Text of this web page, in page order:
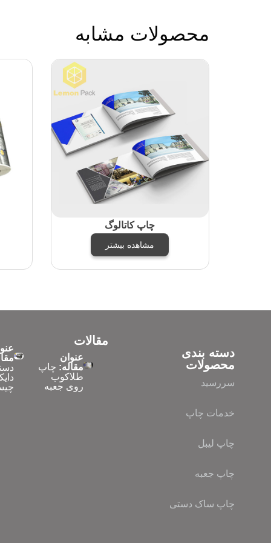
محصولات مشابه
چاپ کاتالوگ
مشاهده بیشتر
دسته بندی
محصولات
سررسید
خدمات چاپ
چاپ لیبل
چاپ جعبه
چاپ ساک دستی
مقالات
عنوان
مقاله: چاپ
طلاکوب
روی جعبه